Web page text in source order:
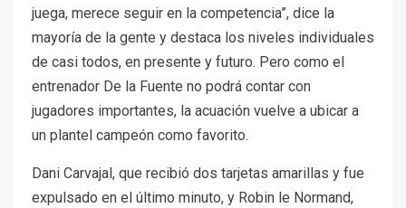
juega, merece seguir en la competencia”, dice la
mayoría de la gente y destaca los niveles individuales
de casi todos, en presente y futuro. Pero como el
entrenador De la Fuente no podrá contar con
jugadores importantes, la acuación vuelve a ubicar a
un plantel campeón como favorito.
Dani Carvajal, que recibió dos tarjetas amarillas y fue
expulsado en el último minuto, y Robin le Normand,